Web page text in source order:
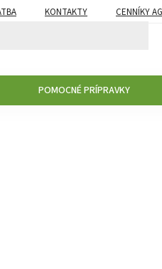
KONTAKTY CENNÍKY
POMOCNÉ PRÍPRAVKY